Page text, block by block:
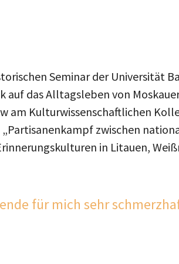
Seminar der Universität
das Alltagsleben von
am Kulturwissenschaftlichen
zwischen
in Litauen,
für mich sehr